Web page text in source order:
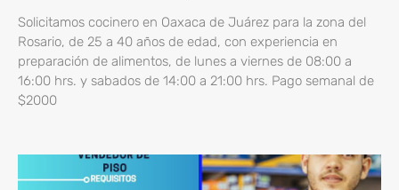
Solicitamos cocinero en Oaxaca de Juárez para la zona del
Rosario, de 25 a 40 años de edad, con experiencia en
preparación de alimentos, de lunes a viernes de 08:00 a
16:00 hrs. y sabados de 14:00 a 21:00 hrs. Pago semanal de
$2000